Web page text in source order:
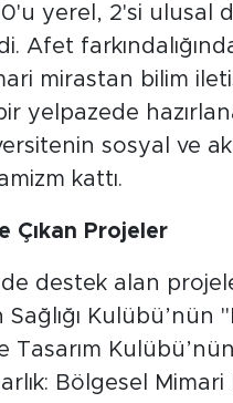
yerel, 2'si ulusal
Afet
mirastan bilim
yelpazede
sosyal ve
kattı.
Çıkan Projeler
destek alan
Kulübü’nün
Tasarım Kulübü’nün
Bölgesel Mimari